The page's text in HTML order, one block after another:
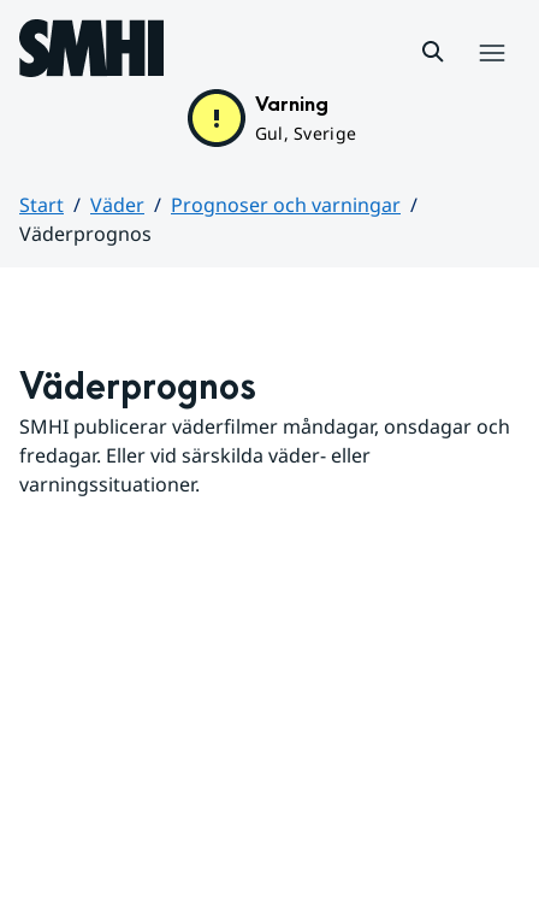
Hoppa till sidans innehåll
Varning
Gul, Sverige
Start Väder
Prognoser och varningar
Väderprognos
Väderprognos
SMHI publicerar väderfilmer måndagar, onsdagar och
fredagar. Eller vid särskilda väder- eller
varningssituationer.